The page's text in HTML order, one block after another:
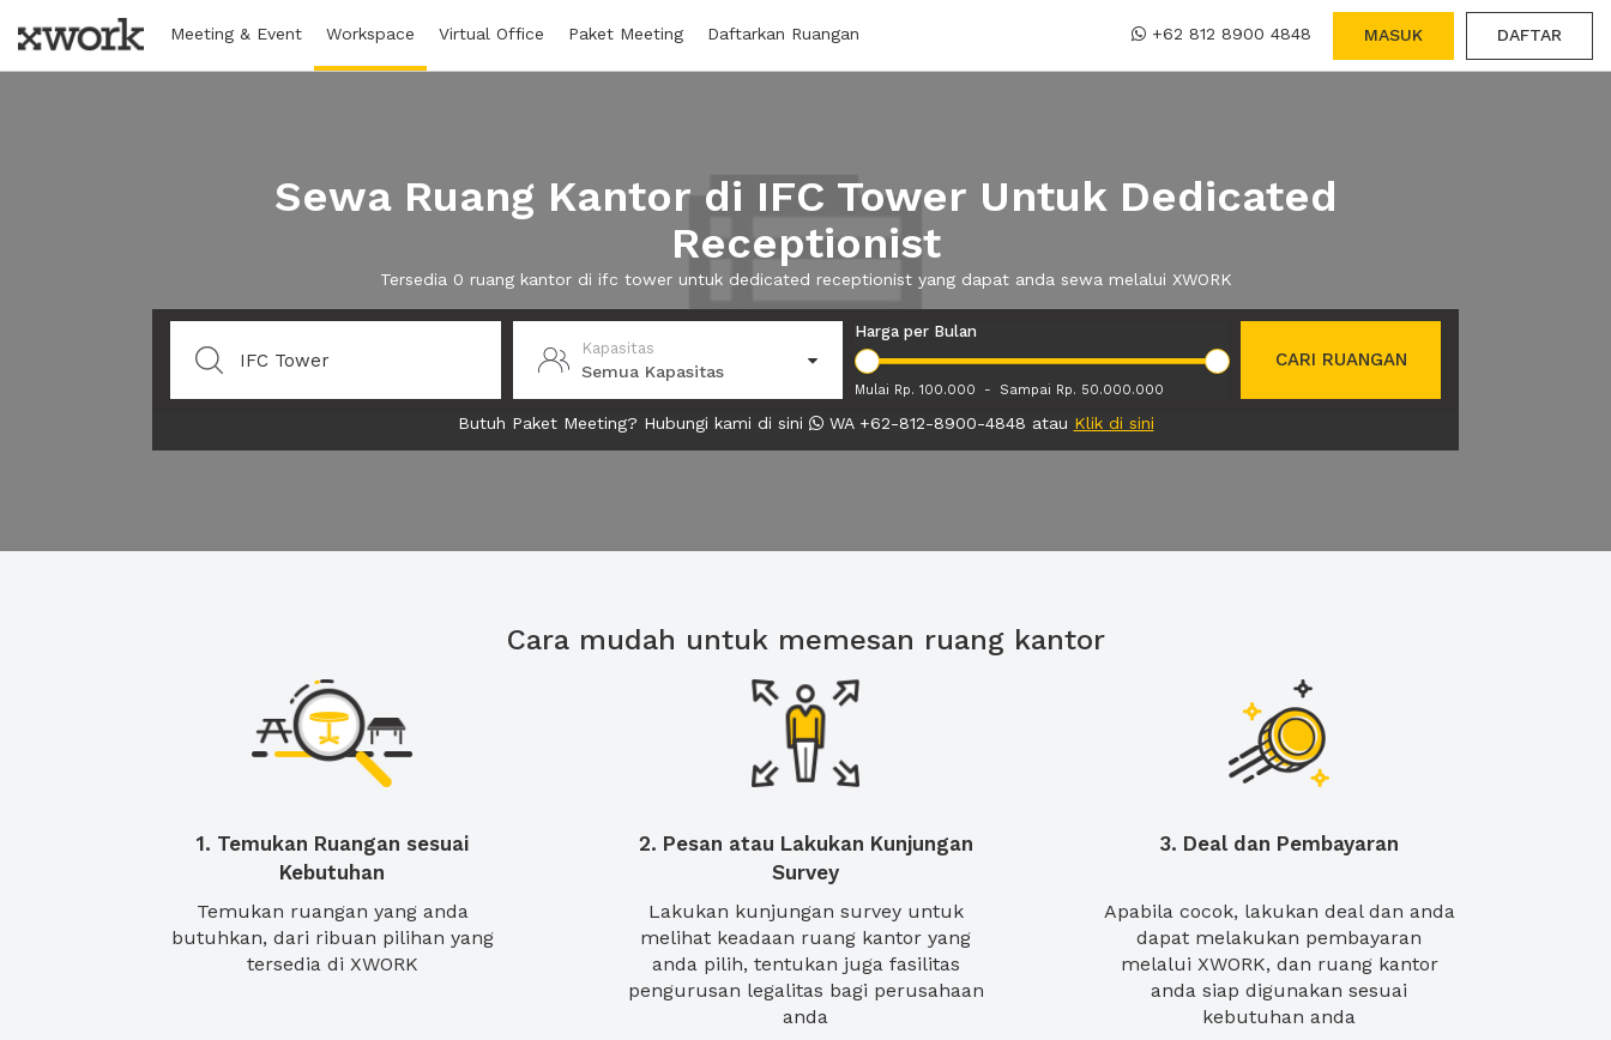
Meeting & Event Workspace Virtual Office Paket Meeting Daftarkan Ruangan +62 812 8900 4848 MASUK DAFTAR
Sewa Ruang Kantor di IFC Tower Untuk Dedicated
Receptionist
Tersedia 0 ruang kantor di ifc tower untuk dedicated receptionist yang dapat anda sewa melalui XWORK
Kapasitas
Semua Kapasitas
Harga per Bulan
Mulai Rp. 100.000 - Sampai Rp. 50.000.000
CARI RUANGAN
Butuh Paket Meeting? Hubungi kami di sini WA +62-812-8900-4848 atau Klik di sini
Cara mudah untuk memesan ruang kantor
1. Temukan Ruangan sesuai
Kebutuhan
Temukan ruangan yang anda
butuhkan, dari ribuan pilihan yang
tersedia di XWORK
2. Pesan atau Lakukan Kunjungan
Survey
Lakukan kunjungan survey untuk
melihat keadaan ruang kantor yang
anda pilih, tentukan juga fasilitas
pengurusan legalitas bagi perusahaan
anda
3. Deal dan Pembayaran
Apabila cocok, lakukan deal dan anda
dapat melakukan pembayaran
melalui XWORK, dan ruang kantor
anda siap digunakan sesuai
kebutuhan anda